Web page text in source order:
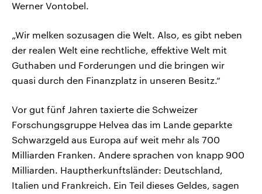
Werner Vontobel.
„Wir melken sozusagen die Welt. Also, es gibt neben
der realen Welt eine rechtliche, effektive Welt mit
Guthaben und Forderungen und die bringen wir
quasi durch den Finanzplatz in unseren Besitz.“
Vor gut fünf Jahren taxierte die Schweizer
Forschungsgruppe Helvea das im Lande geparkte
Schwarzgeld aus Europa auf weit mehr als 700
Milliarden Franken. Andere sprachen von knapp 900
Milliarden. Hauptherkunftsländer: Deutschland,
Italien und Frankreich. Ein Teil dieses Geldes, sagen